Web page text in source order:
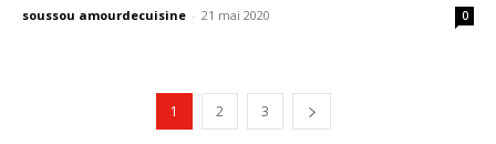
soussou amourdecuisine - 21 mai 2020 0
1 2 3